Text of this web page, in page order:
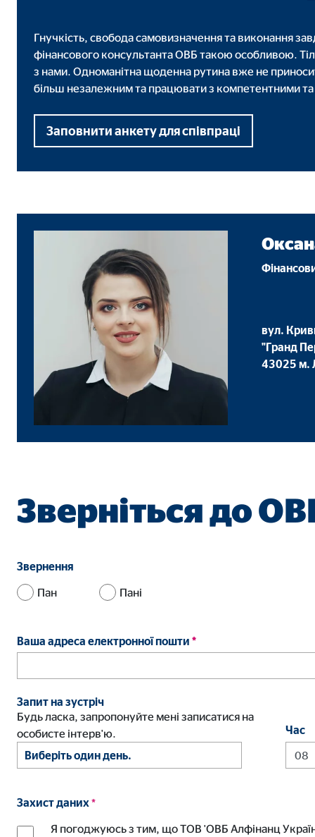
Гнучкість, свобода самовизначення та виконання
фінансового консультанта ОВБ такою особливою.
з нами. Одноманітна щоденна рутина вже не
більш незалежним та працювати з компетентними
Заповнити анкету для співпраці
вул.
"Гранд
43025 м.
Зверніться до
Звернення
Пан Пані
Ваша адреса електронної пошти *
Запит на зустріч
Будь ласка, запропонуйте мені записатися на
особисте інтерв'ю.
Час
Захист даних *
Я погоджуюсь з тим, що ТОВ 'ОВБ Алфінанц
Постачальник:
Мета:
Тривалість: 24